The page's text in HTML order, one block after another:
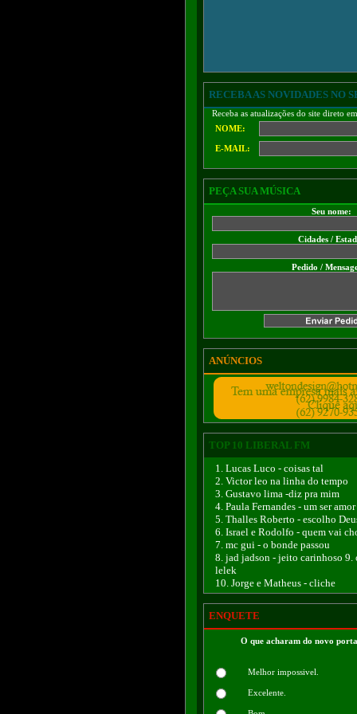
RECEBA AS NOVIDADES NO
Receba as atualizações do site direto
NOME:
E-MAIL:
PEÇA SUA MÚSICA
Seu nome:
Cidades /
Pedido /
ANÚNCIOS
TOP 10 LIBERAL FM
1. Lucas Luco - coisas tal
2. Victor leo na linha do tempo
3. Gustavo lima -diz pra mim
4. Paula Fernandes - um ser amor
5. Thalles Roberto - escolho
6. Israel e Rodolfo - quem vai
7. mc gui - o bonde passou
8. jad jadson - jeito carinhoso 9.
lelek
10. Jorge e Matheus - cliche
ENQUETE
O que acharam do novo
Melhor impossivel.
Excelente.